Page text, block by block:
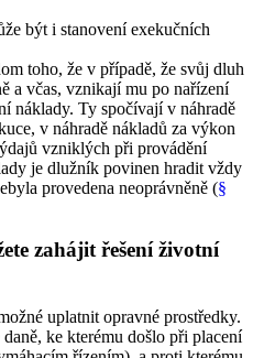
být i stanovení exekučních
toho, že v případě, že svůj dluh
a včas, vznikají mu po nařízení
náklady. Ty spočívají v náhradě
v náhradě nákladů za výkon
vzniklých při provádění
je dlužník povinen hradit vždy
provedena neoprávněně (§
zahájit řešení životní
uplatnit opravné prostředky.
ke kterému došlo při placení